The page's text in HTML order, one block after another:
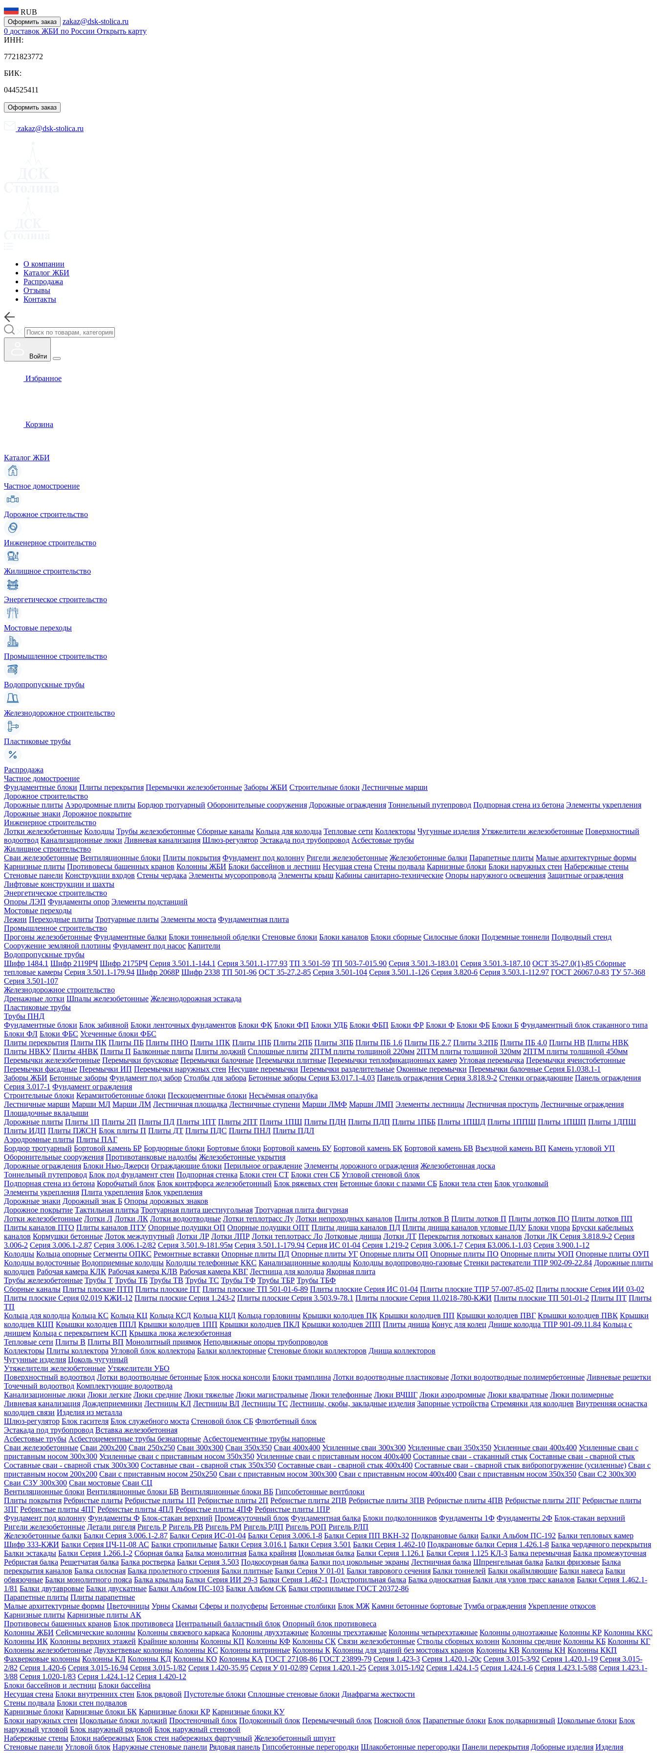
RUB
Оформить заказ
zakaz@dsk-stolica.ru
0 доставок ЖБИ по России Открыть карту
ИНН:
7721823772
БИК:
044525411
Оформить заказ
zakaz@dsk-stolica.ru
О компании
Каталог ЖБИ
Распродажа
Отзывы
Контакты
Войти
Избранное
Корзина
Каталог ЖБИ
Частное домостроение
Дорожное строительство
Инженерное строительство
Жилищное строительство
Энергетическое строительство
Мостовые переходы
Промышленное строительство
Водопропускные трубы
Железнодорожное строительство
Пластиковые трубы
Распродажа
Частное домостроение
Фундаментные блоки Плиты перекрытия Перемычки железобетонные Заборы ЖБИ Строительные блоки Лестничные марши
Дорожное строительство
Дорожные плиты Аэродромные плиты Бордюр тротуарный Оборонительные сооружения Дорожные ограждения Тоннельный путепровод Подпорная стена из бетона Элементы укрепления
Дорожные знаки Дорожное покрытие
Инженерное строительство
Лотки железобетонные Колодцы Трубы железобетонные Сборные каналы Кольца для колодца Тепловые сети Коллекторы Чугунные изделия Утяжелители железобетонные Поверхностный
водоотвод Канализационные люки Ливневая канализация Шлюз-регулятор Эстакада под трубопровод Асбестовые трубы
Жилищное строительство
Сваи железобетонные Вентиляционные блоки Плиты покрытия Фундамент под колонну Ригели железобетонные Железобетонные балки Парапетные плиты Малые архитектурные формы
Карнизные плиты Противовесы башенных кранов Колонны ЖБИ Блоки бассейнов и лестниц Несущая стена Стены подвала Карнизные блоки Блоки наружных стен Набережные стены
Стеновые панели Конструкции входов Стены чердака Элементы мусоропровода Элементы крыш Кабины санитарно-технические Опоры наружного освещения Защитные ограждения
Лифтовые конструкции и шахты
Энергетическое строительство
Опоры ЛЭП Фундаменты опор Элементы подстанций
Мостовые переходы
Лежни Переходные плиты Тротуарные плиты Элементы моста Фундаментная плита
Промышленное строительство
Прогоны железобетонные Фундаментные балки Блоки тоннельной обделки Стеновые блоки Блоки каналов Блоки сборные Силосные блоки Подземные тоннели Подводный стенд
Сооружение земляной плотины Фундамент под насос Капители
Водопропускные трубы
Шифр 1484.1 Шифр 2119РЧ Шифр 2175РЧ Серия 3.501.1-144.1 Серия 3.501.1-177.93 ТП 3.501-59 ТП 503-7-015.90 Серия 3.501.3-183.01 Серия 3.501.3-187.10 ОСТ 35-27.0(1)-85 Сборные
тепловые камеры Серия 3.501.1-179.94 Шифр 2068Р Шифр 2338 ТП 501-96 ОСТ 35-27.2-85 Серия 3.501-104 Серия 3.501.1-126 Серия 3.820-6 Серия 3.503.1-112.97 ГОСТ 26067.0-83 ТУ 57-368
Серия 3.501-107
Железнодорожное строительство
Дренажные лотки Шпалы железобетонные Железнодорожная эстакада
Пластиковые трубы
Трубы ПНД
Фундаментные блоки Блок забивной Блоки ленточных фундаментов Блоки ФК Блоки ФП Блоки УДБ Блоки ФБП Блоки ФР Блоки Ф Блоки ФБ Блоки Б Фундаментный блок стаканного типа
Блоки ФЛ Блоки ФБС Усеченные блоки ФБС
Плиты перекрытия Плиты ПК Плиты ПБ Плиты ПНО Плиты 1ПК Плиты 1ПБ Плиты 2ПБ Плиты 3ПБ Плиты ПБ 1.6 Плиты ПБ 2.7 Плиты 3.2ПБ Плиты ПБ 4.0 Плиты НВ Плиты НВК
Плиты НВКУ Плиты 4НВК Плиты П Балконные плиты Плиты лоджий Сплошные плиты 2ПТМ плиты толщиной 220мм 2ПТМ плиты толщиной 320мм 2ПТМ плиты толщиной 450мм
Перемычки железобетонные Перемычки брусковые Перемычки балочные Перемычки плитные Перемычки теплофикационных камер Угловая перемычка Перемычки ячеистобетонные
Перемычки фасадные Перемычки ИП Перемычки наружных стен Несущие перемычки Перемычки разделительные Оконные перемычки Перемычки балочные Серия Б1.038.1-1
Заборы ЖБИ Бетонные заборы Фундамент под забор Столбы для забора Бетонные заборы Серия Б3.017.1-4.03 Панель ограждения Серия 3.818.9-2 Стенки ограждающие Панель ограждения
Серия 3.017-1 Фундамент ограждения
Строительные блоки Керамзитобетонные блоки Пескоцементные блоки Несъёмная опалубка
Лестничные марши Марши МЛ Марши ЛМ Лестничная площадка Лестничные ступени Марши ЛМФ Марши ЛМП Элементы лестницы Лестничная проступь Лестничные ограждения
Площадочные вкладыши
Дорожные плиты Плиты 1П Плиты 2П Плиты ПД Плиты 1ПТ Плиты 2ПТ Плиты 1ПШ Плиты ПДН Плиты ПДП Плиты 1ПББ Плиты 1ПШД Плиты 1ППШ Плиты 1ПШП Плиты 1ДПШ
Плиты ИДП Плиты ПЖСН Блок плиты П Плиты ДТ Плиты ПДС Плиты ПНЛ Плиты ПДЛ
Аэродромные плиты Плиты ПАГ
Бордюр тротуарный Бортовой камень БР Бордюрные блоки Бортовые блоки Бортовой камень БУ Бортовой камень БК Бортовой камень БВ Въездной камень ВП Камень угловой УП
Оборонительные сооружения Противотанковые надолбы Железобетонные укрытия
Дорожные ограждения Блоки Нью-Джерси Ограждающие блоки Перильное ограждение Элементы дорожного ограждения Железобетонная доска
Тоннельный путепровод Блок под фундамент стен Подпорная стенка Блоки стен СТ Блоки стен СБ Угловой стеновой блок
Подпорная стена из бетона Коробчатый блок Блок контрфорса железобетонный Блок ряжевых стен Бетонные блоки с пазами СБ Блоки тела стен Блок уголковый
Элементы укрепления Плита укрепления Блок укрепления
Дорожные знаки Дорожный знак Б Опоры дорожных знаков
Дорожное покрытие Тактильная плитка Тротуарная плита шестиугольная Тротуарная плита фигурная
Лотки железобетонные Лотки Л Лотки ЛК Лотки водоотводные Лотки теплотрасс Лу Лотки непроходных каналов Плиты лотков В Плиты лотков П Плиты лотков ПО Плиты лотков ПП
Плиты каналов ПТО Плиты каналов ПТУ Опорные подушки ОП Опорные подушки ОПТ Плиты днища каналов ПД Плиты днища каналов угловые ПДУ Блоки упора Бруски кабельных
каналов Кормушки бетонные Лоток междупутный Лотки ЛР Лотки ЛПР Лотки теплотрасс Ло Лотковые днища Лотки ЛТ Перекрытия лотковых каналов Лотки ЛК Серия 3.818.9-2 Серия
3.006-2 Серия 3.006.1-2.87 Серия 3.006.1-2/82 Серия 3.501.9-181.95м Серия 3.501.1-179.94 Серия ИС 01-04 Серия 1.219-2 Серия 3.006.1-7 Серия Б3.006.1-1.03 Серия 3.900.1-12
Колодцы Кольца опорные Сегменты ОПКС Ремонтные вставки Опорные плиты ПД Опорные плиты УГ Опорные плиты ОП Опорные плиты ПО Опорные плиты УОП Опорные плиты ОУП
Колодцы водосточные Водоприемные колодцы Колодцы телефонные ККС Канализационные колодцы Колодцы водопроводно-газовые Стенки растекатели ТПР 902-09-22.84 Дорожные плиты
колодцев Рабочая камера КЛК Рабочая камера КЛВ Рабочая камера КВГ Лестница для колодца Якорная плита
Трубы железобетонные Трубы Т Трубы ТБ Трубы ТВ Трубы ТС Трубы ТФ Трубы ТБР Трубы ТБФ
Сборные каналы Плиты плоские ПТП Плиты плоские ПТ Плиты плоские ТП 501-01-6-89 Плиты плоские Серия ИС 01-04 Плиты плоские ТПР 57-007-85-02 Плиты плоские Серия ИИ 03-02
Плиты плоские Серия 02.019 КЖИ-12 Плиты плоские Серия 1.243-2 Плиты плоские Серия 3.503.9-78.1 Плиты плоские Серия 11.0218-780-КЖИ Плиты плоские ТП 501-01-2 Плиты ПТ Плиты
ТП
Кольца для колодца Кольца КС Кольца КЦ Кольца КСД Кольца КЦД Кольца горловины Крышки колодцев ПК Крышки колодцев ПП Крышки колодцев ПВГ Крышки колодцев ПВК Крышки
колодцев КЦП Крышки колодцев ППЛ Крышки колодцев 1ПП Крышки колодцев ПКЛ Крышки колодцев 2ПП Плиты днища Конус для колец Днище колодца ТПР 901-09.11.84 Кольца с
днищем Кольца с перекрытием КСП Крышка люка железобетонная
Тепловые сети Плиты В Плиты ВП Монолитный приямок Неподвижные опоры трубопроводов
Коллекторы Плиты коллектора Угловой блок коллектора Балки коллекторные Стеновые блоки коллекторов Днища коллекторов
Чугунные изделия Цоколь чугунный
Утяжелители железобетонные Утяжелители УБО
Поверхностный водоотвод Лотки водоотводные бетонные Блок носка консоли Блоки трамплина Лотки водоотводные пластиковые Лотки водоотводные полимербетонные Ливневые решетки
Точечный водоотвод Комплектующие водоотвода
Канализационные люки Люки легкие Люки средние Люки тяжелые Люки магистральные Люки телефонные Люки ВЧШГ Люки аэродромные Люки квадратные Люки полимерные
Ливневая канализация Дождеприемники Лестницы КЛ Лестницы ВЛ Лестницы ТС Лестницы, скобы, закладные изделия Запорные устройства Стремянки для колодцев Внутренняя оснастка
колодцев связи Изделия из металла
Шлюз-регулятор Блок гасителя Блок служебного моста Стеновой блок СБ Флютбетный блок
Эстакада под трубопровод Вставка железобетонная
Асбестовые трубы Асбестоцементные трубы безнапорные Асбестоцементные трубы напорные
Сваи железобетонные Сваи 200х200 Сваи 250х250 Сваи 300х300 Сваи 350х350 Сваи 400х400 Усиленные сваи 300х300 Усиленные сваи 350х350 Усиленные сваи 400х400 Усиленные сваи с
приставным носом 300х300 Усиленные сваи с приставным носом 350х350 Усиленные сваи с приставным носом 400х400 Составные сваи - стаканный стык Составные сваи - сварной стык
Составные сваи - сварной стык 300х300 Составные сваи - сварной стык 350х350 Составные сваи - сварной стык 400х400 Составные сваи - сварной стык вибропогружение (усиленные) Сваи с
приставным носом 200х200 Сваи с приставным носом 250х250 Сваи с приставным носом 300х300 Сваи с приставным носом 400х400 Сваи с приставным носом 350х350 Сваи С2 300х300
Сваи С3У 300х300 Сваи мостовые Сваи СЦ
Вентиляционные блоки Вентиляционные блоки БВ Вентиляционные блоки ВБ Гипсобетонные вентблоки
Плиты покрытия Ребристые плиты Ребристые плиты 1П Ребристые плиты 2П Ребристые плиты 2ПВ Ребристые плиты 3ПВ Ребристые плиты 4ПВ Ребристые плиты 2ПГ Ребристые плиты
3ПГ Ребристые плиты 4ПГ Ребристые плиты 4ПЛ Ребристые плиты 4ПФ Ребристые плиты 1ПР
Фундамент под колонну Фундаменты Ф Блок-стакан верхний Промежуточный блок Фундаментная балка Блоки подколонников Фундаменты 1Ф Фундаменты 2Ф Блок-стакан верхний
Ригели железобетонные Детали ригеля Ригель Р Ригель РВ Ригель РМ Ригель РДП Ригель РОП Ригель РЛП
Железобетонные балки Балки Серия 3.006.1-2.87 Балки Серия ИС-01-04 Балки Серия 3.006.1-8 Балки Серия ПП ВКН-32 Подкрановые балки Балки Альбом ПС-192 Балки тепловых камер
Шифр 333-КЖИ Балки Серия ЦЧ-11-08 АС Балки стропильные Балки Серия 3.016.1 Балки Серия 3.501 Балки Серия 1.462-10 Подкрановые балки Серия 1.426.1-8 Балка чердачного перекрытия
Балки эстакады Балки Серия 1.266.1-2 Сборная балка Балка монолитная Балка крайняя Цокольная балка Балки Серия 1.126.1 Балки Серия 1.125 КЛ-3 Балка перемычная Балка промежуточная
Ребристая балка Решетчатая балка Балка ростверка Балки Серия 3.503 Подкосоурная балка Балки под цокольные экраны Лестничная балка Шпренгельная балка Балки фризовые Балка
перекрытия каналов Балка силосная Балка пролетного строения Балки плитные Балки Серия У 01-01 Балки таврового сечения Балки тоннелей Балки окаймляющие Балки навеса Балки
обвязочные Балки монолитного пояса Балка крыльца Балки Серия ИИ 29-3 Балки Серия 1.462-1 Подстропильная балка Балка односкатная Балки для узлов трасс каналов Балки Серия 1.462.1-
1/81 Балки двутавровые Балки двускатные Балки Альбом ПС-103 Балки Альбом СК Балки стропильные ГОСТ 20372-86
Парапетные плиты Плиты парапетные
Малые архитектурные формы Цветочницы Урны Скамьи Сферы и полусферы Бетонные столбики Блок МЖ Камни бетонные бортовые Тумба ограждения Укрепление откосов
Карнизные плиты Карнизные плиты АК
Противовесы башенных кранов Блок противовеса Центральный балластный блок Опорный блок противовеса
Колонны ЖБИ Сейсмические колонны Колонны связевого каркаса Колонны двухэтажные Колонны трехэтажные Колонны четырехэтажные Колонны одноэтажные Колонны КР Колонны ККС
Колонны ИК Колонны верхних этажей Крайние колонны Колонны КП Колонны КФ Колонны СК Связи железобетонные Стволы сборных колонн Колонны средние Колонны КБ Колонны КГ
Колонны железобетонные Двухветвевые колонны Колонны КС Колонны витринные Колонны К Колонны для зданий без мостовых кранов Колонны КВ Колонны КН Колонны ККП
Фахверковые колонны Колонны КЛ Колонны КД Колонны КО Колонны КА ГОСТ 27108-86 ГОСТ 23899-79 Серия 1.423-3 Серия 1.420.1-20с Серия 3.015-3/92 Серия 1.420.1-19 Серия 3.015-
2/82 Серия 1.420-6 Серия 3.015-16.94 Серия 3.015-1/82 Серия 1.420-35.95 Серия У 01-02/89 Серия 1.420.1-25 Серия 3.015-1/92 Серия 1.424.1-5 Серия 1.424.1-6 Серия 1.423.1-5/88 Серия 1.423.1-
3/88 Серия 1.020-1/83 Серия 1.424.1-12 Серия 1.420-12
Блоки бассейнов и лестниц Блоки бассейна
Несущая стена Блоки внутренних стен Блок рядовой Пустотелые блоки Сплошные стеновые блоки Диафрагма жесткости
Стены подвала Блоки стен подвалов
Карнизные блоки Карнизные блоки БК Карнизные блоки КР Карнизные блоки КУ
Блоки наружных стен Цокольные блоки лоджий Простеночный блок Подоконный блок Перемычечный блок Поясной блок Парапетные блоки Блок подкарнизный Цокольные блоки Блок
наружный угловой Блок наружный рядовой Блок наружный стеновой
Набережные стены Блоки набережных Блок стен набережных фартучный Железобетонный шпунт
Стеновые панели Угловой блок Наружные стеновые панели Рядовая панель Гипсобетонные перегородки Шлакобетонные перегородки Панели перекрытия Доборные изделия Изделия